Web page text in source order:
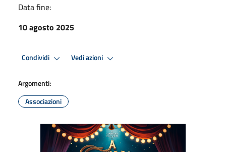
Data fine:
10 agosto 2025
Condividi Vedi azioni
Argomenti:
Associazioni